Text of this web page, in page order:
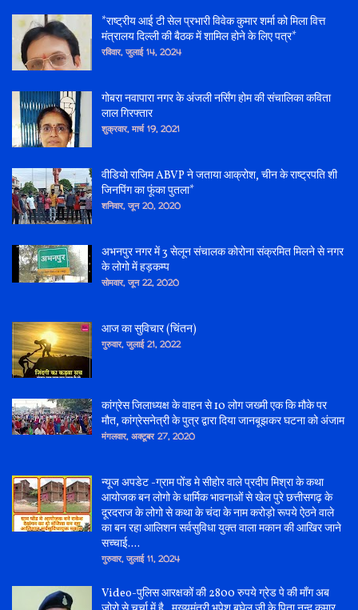
*राष्ट्रीय आई टी सेल प्रभारी विवेक कुमार शर्मा को मिला वित्त
मंत्रालय दिल्ली की बैठक में शामिल होने के लिए पत्र*
रविवार, जुलाई 14, 2024
गोबरा नवापारा नगर के अंजली नर्सिंग होम की संचालिका कविता
लाल गिरफ्तार
शुक्रवार, मार्च 19, 2021
वीडियो राजिम ABVP ने जताया आक्रोश, चीन के राष्ट्रपति शी
जिनपिंग का फूंका पुतला*
शनिवार, जून 20, 2020
अभनपुर नगर में 3 सेलून संचालक कोरोना संक्रमित मिलने से नगर
के लोगो में हड़कम्प
सोमवार, जून 22, 2020
आज का सुविचार (चिंतन)
गुरुवार, जुलाई 21, 2022
कांग्रेस जिलाध्यक्ष के वाहन से 10 लोग जख्मी एक कि मौके पर
मौत, कांग्रेसनेत्री के पुत्र द्वारा दिया जानबूझकर घटना को अंजाम
मंगलवार, अक्टूबर 27, 2020
न्यूज अपडेट -ग्राम पोंड मे सीहोर वाले प्रदीप मिश्रा के कथा
आयोजक बन लोगो के धार्मिक भावनाओं से खेल पुरे छत्तीसगढ़ के
दूरदराज के लोगो से कथा के चंदा के नाम करोड़ो रूपये ऐठने वाले
का बन रहा आलिशन सर्वसुविधा युक्त वाला मकान की आखिर जाने
सच्चाई....
गुरुवार, जुलाई 11, 2024
Video-पुलिस आरक्षकों की 2800 रुपये ग्रेड पे की माँग अब